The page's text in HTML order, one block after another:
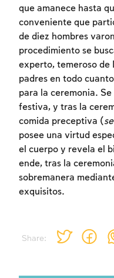
Share:
que amanece hasta
conveniente que
de diez hombres
procedimiento se
experto, temeroso de
padres en todo
para la ceremonia.
festiva, y tras la
comida preceptiva (
posee una virtud
el cuerpo y revela el
ende, tras la
sobremanera
exquisitos.